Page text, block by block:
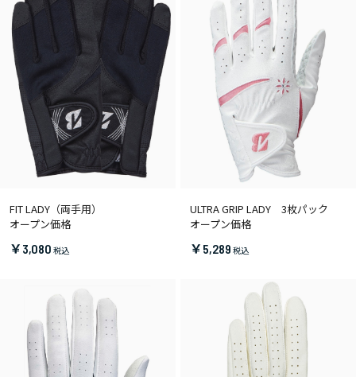
FIT LADY（両手用）
オープン価格
￥3,080
ULTRA GRIP LADY 3枚パック
オープン価格
￥5,289